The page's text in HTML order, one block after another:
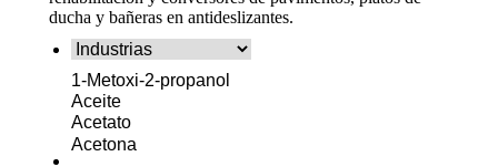
ducha y bañeras en antideslizantes.